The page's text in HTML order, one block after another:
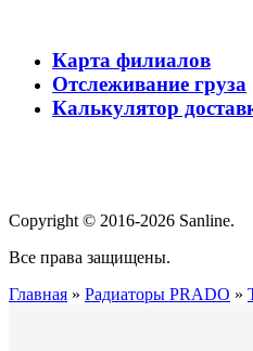
Карта филиалов
Отслеживание груза
Калькулятор
Copyright © 2016-2026 Sanline.
Все права защищены.
Главная » Радиаторы PRADO »